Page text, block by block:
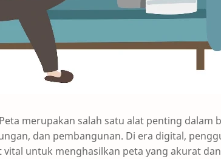
Peta merupakan salah satu alat penting dalam
dan pembangunan. Di era digital,
vital untuk menghasilkan peta yang akurat